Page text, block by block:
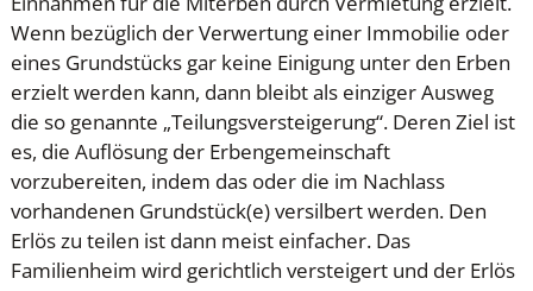
Wenn bezüglich der Verwertung einer Immobilie oder
eines Grundstücks gar keine Einigung unter den Erben
erzielt werden kann, dann bleibt als einziger Ausweg
die so genannte „Teilungsversteigerung“. Deren Ziel ist
es, die Auflösung der Erbengemeinschaft
vorzubereiten, indem das oder die im Nachlass
vorhandenen Grundstück(e) versilbert werden. Den
Erlös zu teilen ist dann meist einfacher. Das
Familienheim wird gerichtlich versteigert und der Erlös